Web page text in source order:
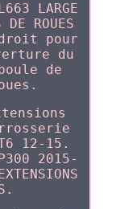
LARGE
DE ROUES
droit pour
du
de
12-15.
2015-